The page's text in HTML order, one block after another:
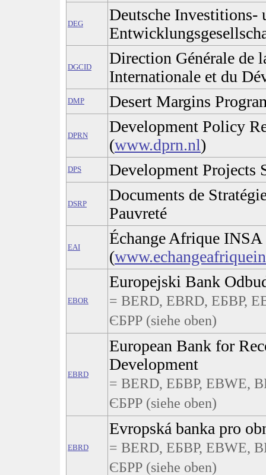
DEG
Deutsche Investitions-
DGCID
Direction Générale de
Internationale et du
DMP Desert Margins
DPRN
Development Policy
(www.dprn.nl)
DPS Development Projects
DSRP
Documents de
Pauvreté
EAI
Échange Afrique INSA
(
EBOR
Europejski Bank
= BERD, EBRD, ЕБВР,
ЄБРР (siehe oben)
EBRD
European Bank for
Development
= BERD, ЕБВР, EBWE,
ЄБРР (siehe oben)
EBRD
Evropská banka pro
= BERD, ЕБВР, EBWE,
ЄБРР (siehe oben)